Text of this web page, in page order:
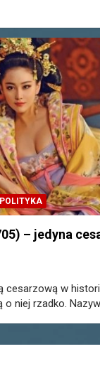
POLITYKA
– jedyna
cesarzową w
o niej rzadko.